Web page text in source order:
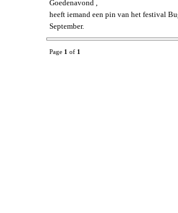
Goedenavond ,
heeft iemand een pin van het festival
September.
Page 1 of 1